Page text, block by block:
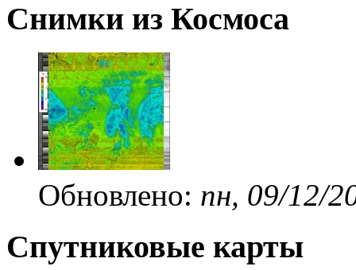
Снимки из Космоса
Обновлено: пн, 09/12/
Спутниковые карты